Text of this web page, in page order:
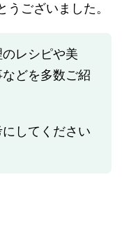
ございました。
レシピや美
どを多数ご紹
してください